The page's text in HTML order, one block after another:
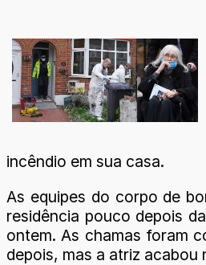
incêndio em sua casa.
As equipes do corpo de
residência pouco depois
ontem. As chamas foram
depois, mas a atriz acabou